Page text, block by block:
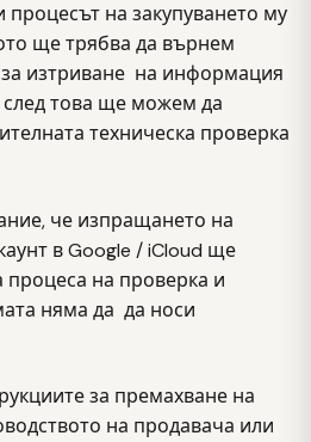
на закупуването му
ще трябва да върнем
изтриване на информация
след това ще можем да
техническа проверка
че изпращането на
в Google / iCloud ще
процеса на проверка и
няма да да носи
за премахване на
на продавача или